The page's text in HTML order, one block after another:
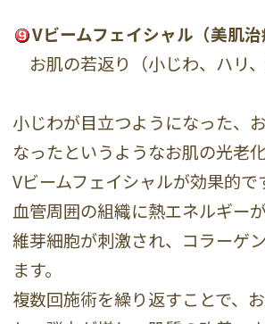
Vビームフェイシャル（美肌治
お肌の若返り（小じわ、ハリ、
小じわが目立つようになった、
なったというようなお肌の光老
Vビームフェイシャルが効果的で
血管周囲の組織に熱エネルギー
維芽細胞が刺激され、コラーゲ
ます。
複数回施術を繰り返すことで、